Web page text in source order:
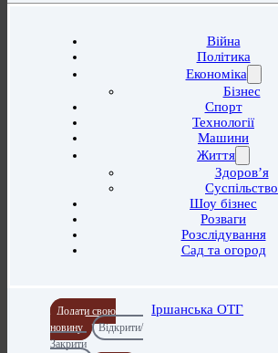
Війна
Політика
Економіка
Бізнес
Спорт
Технології
Машини
Життя
Здоров’я
Суспільство
Шоу бізнес
Розваги
Розслідування
Сад та огород
Додати свою
новину
Відкрити/
Закрити
Іршанська ОТГ